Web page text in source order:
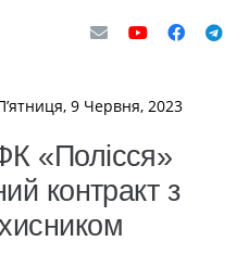
9 Червня, 2023
«Полісся»
контракт з